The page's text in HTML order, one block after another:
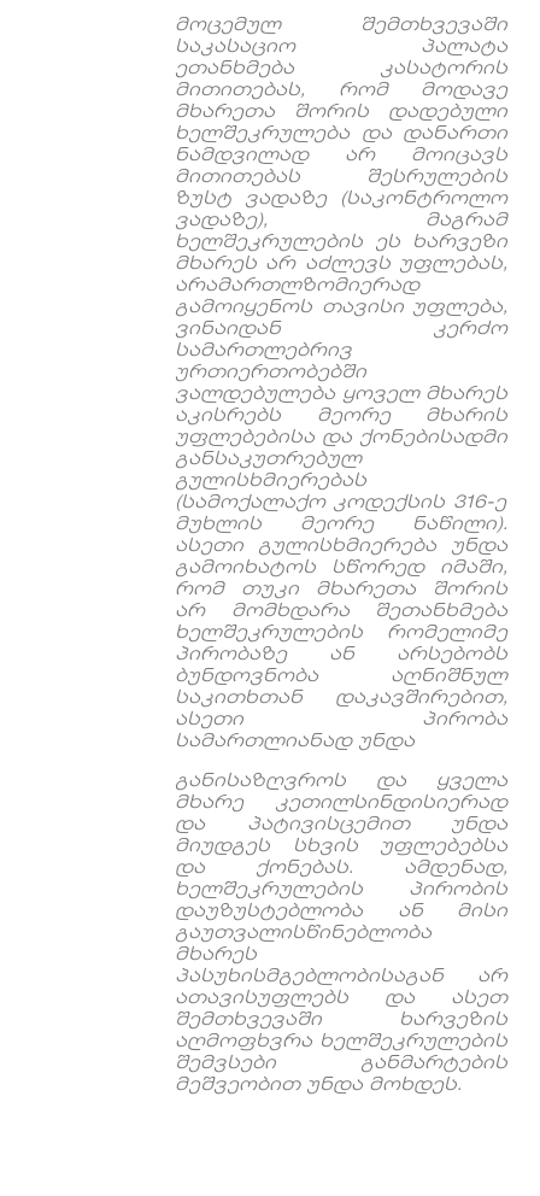
მოცემულ
შემთხვევაში
საკასაციო
პალატა
ეთანხმება
კასატორის
მითითებას, რომ
მოდავე
მხარეთა
შორის
დადებული
ხელშეკრულება
და
დანართი
ნამდვილად
არ
მოიცავს
მითითებას
შესრულების
ზუსტ
ვადაზე(საკონტროლო
ვადაზე), მაგრამ
ხელშეკრულების
ეს
ხარვეზი
მხარეს არ აძლევს უფლებას,
არამართლზომიერად
გამოიყენოს თავისი უფლება,
ვინაიდან
კერძო
სამართლებრივ
ურთიერთობებში
ვალდებულება ყოველ მხარეს
აკისრებს
მეორე
მხარის
უფლებებისა და ქონებისადმი
განსაკუთრებულ
გულისხმიერებას
(სამოქალაქო კოდექსის 316-ე
მუხლის
მეორე ნაწილი).
ასეთი
გულისხმიერება
უნდა
გამოიხატოს
სწორედ იმაში,
რომ
თუკი მხარეთა
შორის
არ
მომხდარა
შეთანხმება
ხელშეკრულების
რომელიმე
პირობაზე
ან
არსებობს
ბუნდოვნობა
აღნიშნულ
საკითხთან
დაკავშირებით,
ასეთი
პირობა
სამართლიანად უნდა
განისაზღვროს და
ყველა
მხარე
კეთილსინდისიერად
და
პატივისცემით
უნდა
მიუდგეს
სხვის
უფლებებსა
და
ქონებას. ამდენად,
ხელშეკრულების
პირობის
დაუზუსტებლობა
ან
მისი
გაუთვალისწინებლობა
მხარეს
პასუხისმგებლობისაგან
არ
ათავისუფლებს
და
ასეთ
შემთხვევაში
ხარვეზის
აღმოფხვრა ხელშეკრულების
შემვსები
განმარტების
მეშვეობით უნდა მოხდეს.